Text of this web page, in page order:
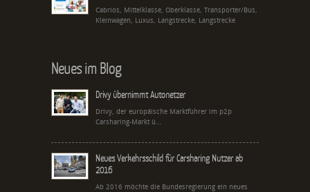
Cabrios, Mittelklasse, Oberklasse, Transporter/Bus,
Kleinwagen, Luxus, Langstrecke, Langstrecke
Neues im Blog
Drivy übernimmt Autonetzer
Drivy, der europäische Marktführer im p2p
Carsharing-Markt ü...
Neues Verkehrsschild für Carsharing Nutzer ab
2016
Ab 2016 möchte die Bundesregierung ein neues